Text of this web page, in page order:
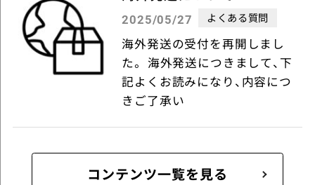
2025/05/27 よくある質問
海外発送の受付を再開しまし
た。 海外発送につきまして、下
記よくお読みになり、内容につ
きご了承い
コンテンツ一覧を見る